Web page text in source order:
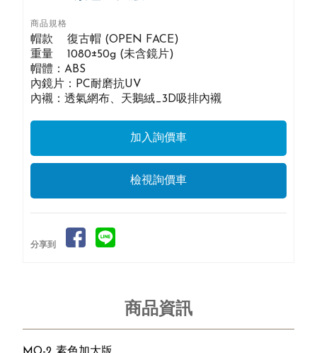
商品規格
帽款 復古帽 (OPEN FACE)
重量 1080±50g (未含鏡片)
帽體：ABS
內鏡片：PC耐磨抗UV
內襯：透氣網布、天鵝絨_3D吸排內襯
檢視詢價車
分享到
商品資訊